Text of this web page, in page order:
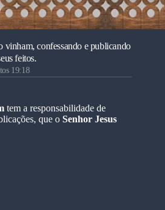
vinham, confessando e publicando
feitos.
19:18
tem a responsabilidade de
que o Senhor Jesus